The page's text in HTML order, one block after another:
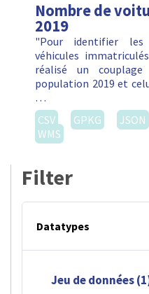
Nombre de
2019
"Pour identifier les
véhicules
réalisé un
population 2019 et
…
CSV
GPKG JSON
WMS
Filter
Datatypes
Jeu de données